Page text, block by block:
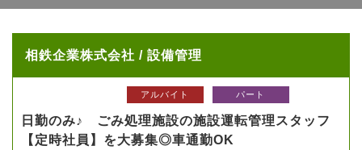
相鉄企業株式会社 / 設備管理
アルバイト パート
日勤のみ♪ ごみ処理施設の施設運転管理スタッフ
【定時社員】を大募集◎車通勤OK